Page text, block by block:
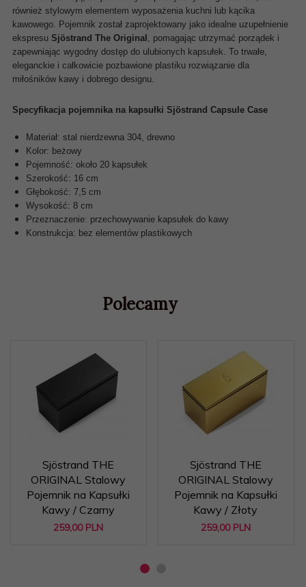
również stylowym elementem wyposażenia kuchni lub kącika
kawowego. Pojemnik został zaprojektowany jako idealne uzupełnienie
ekspresu Sjöstrand The Original , pomagając utrzymać porządek i
zapewniając wygodny dostęp do ulubionych kapsułek. To trwałe,
eleganckie i całkowicie pozbawione plastiku rozwiązanie dla
miłośników kawy i dobrego designu.
Specyfikacja pojemnika na kapsułki Sjöstrand Capsule Case
Materiał: stal nierdzewna 304, drewno
Kolor: beżowy
Pojemność: około 20 kapsułek
Szerokość: 16 cm
Głębokość: 7,5 cm
Wysokość: 8 cm
Przeznaczenie: przechowywanie kapsułek do kawy
Konstrukcja: bez elementów plastikowych
Polecamy
Sjöstrand THE
ORIGINAL Stalowy
Pojemnik na Kapsułki
Kawy / Czarny
259,00 PLN
Sjöstrand THE
ORIGINAL Stalowy
Pojemnik na Kapsułki
Kawy / Złoty
259,00 PLN